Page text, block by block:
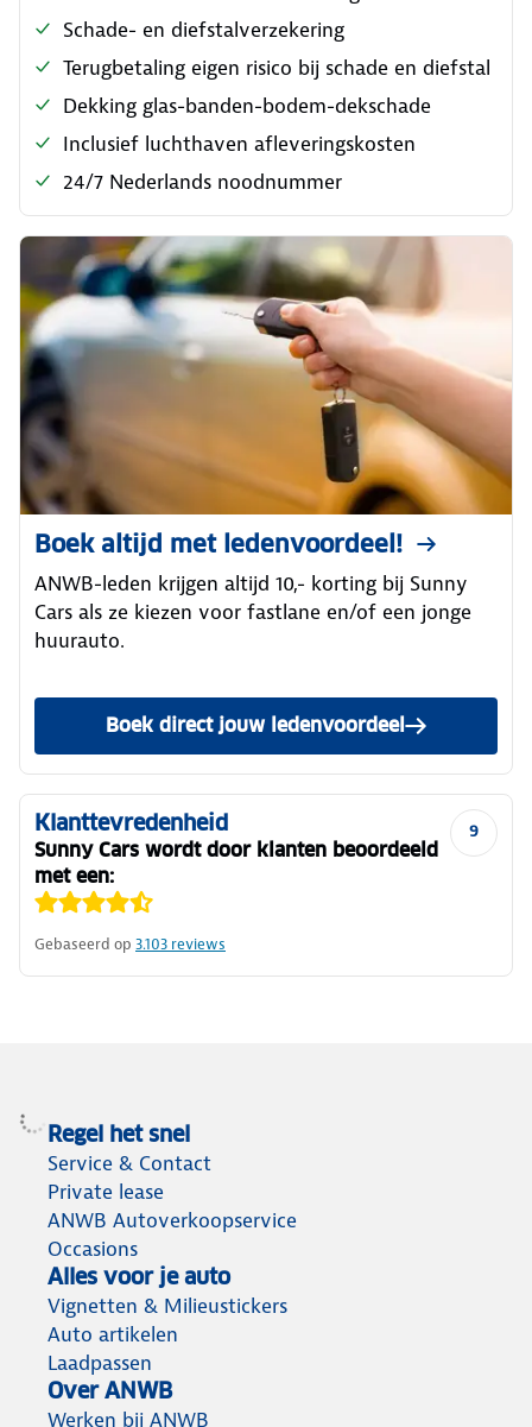
Schade- en diefstalverzekering
Terugbetaling eigen risico bij schade en diefstal
Dekking glas-banden-bodem-dekschade
Inclusief luchthaven afleveringskosten
24/7 Nederlands noodnummer
Boek altijd met ledenvoordeel!
ANWB-leden krijgen altijd 10,- korting bij Sunny
Cars als ze kiezen voor fastlane en/of een jonge
huurauto.
Boek direct jouw ledenvoordeel
9
Klanttevredenheid
Sunny Cars wordt door klanten beoordeeld
met een:
Gebaseerd op 3.103 reviews
Regel het snel
Service & Contact
Private lease
ANWB Autoverkoopservice
Occasions
Alles voor je auto
Vignetten & Milieustickers
Auto artikelen
Laadpassen
Over ANWB
Werken bij ANWB